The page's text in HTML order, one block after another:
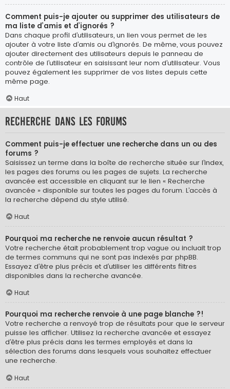
Comment puis-je ajouter ou supprimer des utilisateurs de
ma liste d’amis et d’ignorés ?
Dans chaque profil d’utilisateurs, un lien vous permet de les
ajouter à votre liste d’amis ou d’ignorés. De même, vous pouvez
ajouter directement des utilisateurs depuis le panneau de
contrôle de l’utilisateur en saisissant leur nom d’utilisateur. Vous
pouvez également les supprimer de vos listes depuis cette
même page.
Haut
Recherche dans les forums
Comment puis-je effectuer une recherche dans un ou des
forums ?
Saisissez un terme dans la boîte de recherche située sur l’index,
les pages des forums ou les pages de sujets. La recherche
avancée est accessible en cliquant sur le lien « Recherche
avancée » disponible sur toutes les pages du forum. L’accès à
la recherche dépend du style utilisé.
Haut
Pourquoi ma recherche ne renvoie aucun résultat ?
Votre recherche était probablement trop vague ou incluait trop
de termes communs qui ne sont pas indexés par phpBB.
Essayez d’être plus précis et d’utiliser les différents filtres
disponibles dans la recherche avancée.
Haut
Pourquoi ma recherche renvoie à une page blanche ?!
Votre recherche a renvoyé trop de résultats pour que le serveur
puisse les afficher. Utilisez la recherche avancée et essayez
d’être plus précis dans les termes employés et dans la
sélection des forums dans lesquels vous souhaitez effectuer
une recherche.
Haut